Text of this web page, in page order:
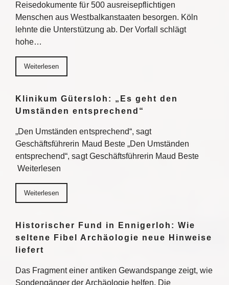
Reisedokumente für 500 ausreisepflichtigen
Menschen aus Westbalkanstaaten besorgen. Köln
lehnte die Unterstützung ab. Der Vorfall schlägt
hohe…
Weiterlesen
Klinikum Gütersloh: „Es geht den
Umständen entsprechend“
„Den Umständen entsprechend“, sagt
Geschäftsführerin Maud Beste „Den Umständen
entsprechend“, sagt Geschäftsführerin Maud Beste
Weiterlesen
Weiterlesen
Historischer Fund in Ennigerloh: Wie
seltene Fibel Archäologie neue Hinweise
liefert
Das Fragment einer antiken Gewandspange zeigt, wie
Sondengänger der Archäologie helfen. Die